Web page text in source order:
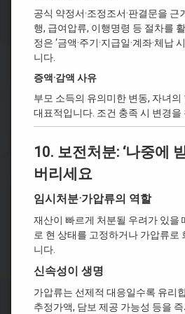
공식 약정서·조정조서·판결문을 근
행, 급여압류, 이행명령 등 절차를
정은 ‘금액·주기·지급일·계좌·체납
니다.
증액·감액 사유
부모 소득의 유의미한 변동, 자녀의
대표적입니다. 조건 충족 시 변경을
10. 보전처분: ‘나중에
버리세요
임시처분·가압류의 역할
재산이 빠르게 처분될 우려가 있을
로 현 상태를 고정하거나 가압류로
니다.
신속성이 생명
가압류는 선제적 대응일수록 유리
추정가액, 담보 제공 가능성 등을